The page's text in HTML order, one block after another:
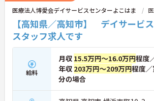
医療法人博愛会デイサービスセンターよこはま
【高知県／高知市】 デイサービ
スタッフ求人です
給料
月収 15.5万円～16.0万円程度
年収 203万円～209万円程度
分の場合